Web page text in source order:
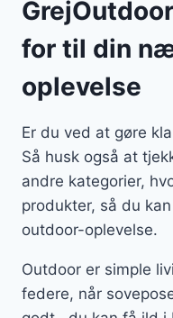
for til din
oplevelse
Er du ved at gøre
Så husk også at
andre kategorier,
produkter, så du
outdoor-oplevelse.
Outdoor er simple
federe, når